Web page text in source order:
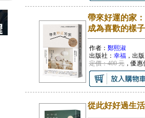
帶來好運的家
成為喜歡的樣
作者： 鄭熙淑
出版社： 幸福，出
定價：400 元，優惠
從此好好過生